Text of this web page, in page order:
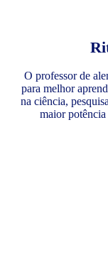
O professor de
para melhor
na ciência,
maior